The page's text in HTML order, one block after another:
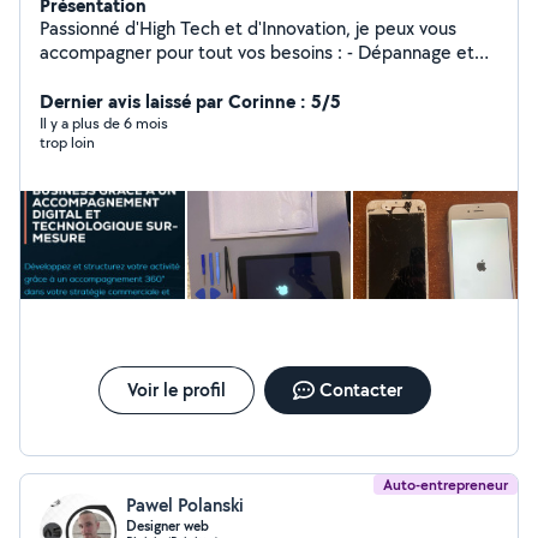
Passionné d'High Tech et d'Innovation, je peux vous
accompagner pour tout vos besoins : - Dépannage et
matériel - Installations informatique et logiciel
Spécialiste Business et Marketing dans les domaines de
la Technologie et l'Innovation depuis plus de 6 ans. Je
marketing, couplé à de la formations IT Un problème?
Une idée ! Mon objectif, accompagner tous les projets
ambitieux et humains grâce à un accompagnement
digital et technologique sur mesure !
Dernier avis laissé par Corinne : 5/5
Il y a plus de 6 mois
trop loin
Voir le profil Contacter
Auto-entrepreneur
Pawel Polanski
Designer web